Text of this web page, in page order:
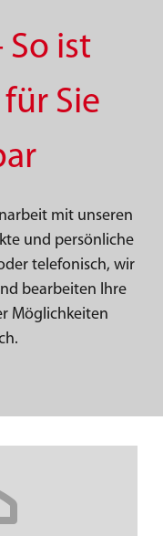
ist
Sie
mit unseren
und persönliche
telefonisch, wir
bearbeiten Ihre
Möglichkeiten